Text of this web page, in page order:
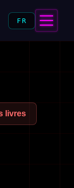
FR
livres